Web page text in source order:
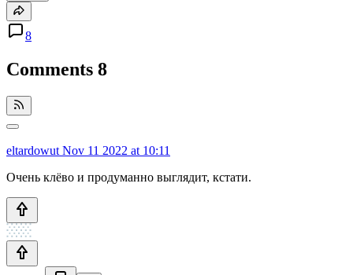
8
Comments 8
eltardowut Nov 11 2022 at 10:11
Очень клёво и продуманно выглядит, кстати.